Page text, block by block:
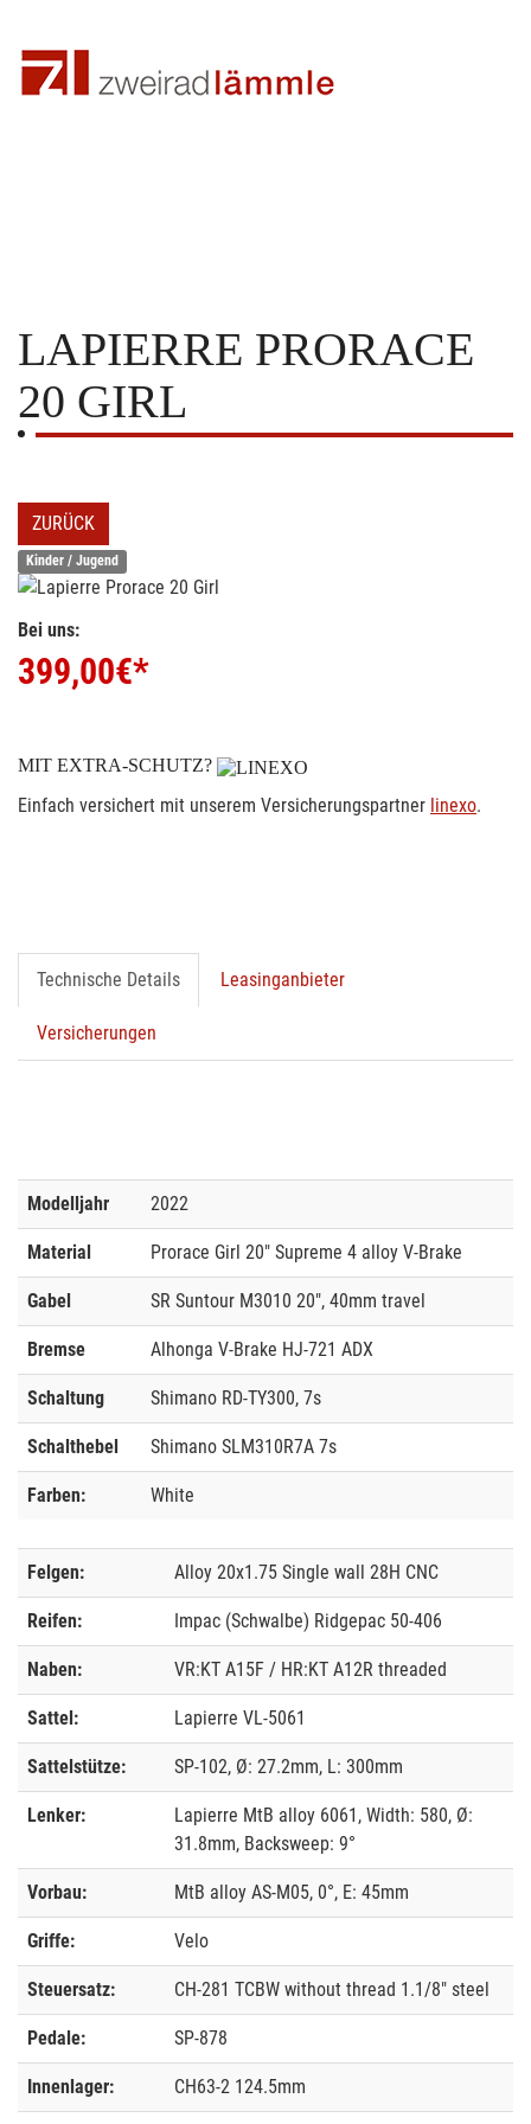
LAPIERRE PRORACE
20 GIRL
ZURÜCK
Kinder / Jugend
Bei uns:
399,00€*
MIT EXTRA-SCHUTZ?
Einfach versichert mit unserem Versicherungspartner linexo.
Technische Details Leasinganbieter
Versicherungen
Modelljahr 2022
Material Prorace Girl 20" Supreme 4 alloy V-Brake
Gabel SR Suntour M3010 20", 40mm travel
Bremse Alhonga V-Brake HJ-721 ADX
Schaltung Shimano RD-TY300, 7s
Schalthebel Shimano SLM310R7A 7s
Farben: White
Felgen: Alloy 20x1.75 Single wall 28H CNC
Reifen: Impac (Schwalbe) Ridgepac 50-406
Naben: VR:KT A15F / HR:KT A12R threaded
Sattel: Lapierre VL-5061
Sattelstütze: SP-102, Ø: 27.2mm, L: 300mm
Lenker:
Lapierre MtB alloy 6061, Width: 580, Ø:
31.8mm, Backsweep: 9°
Vorbau: MtB alloy AS-M05, 0°, E: 45mm
Griffe: Velo
Steuersatz: CH-281 TCBW without thread 1.1/8" steel
Pedale: SP-878
Innenlager: CH63-2 124.5mm